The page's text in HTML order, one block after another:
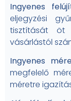
Ingyenes
eljegyzési
tisztítását öt
vásárlástól
Ingyenes
megfelelő
méretre